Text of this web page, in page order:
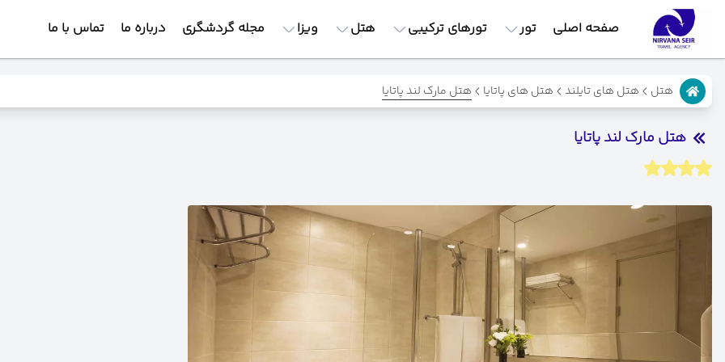
صفحه اصلی تور تورهای ترکیبی هتل ویزا مجله گردشگری درباره ما تماس با ما
هتل هتل های تایلند هتل های پاتایا هتل مارک لند پاتایا
هتل مارک لند پاتایا